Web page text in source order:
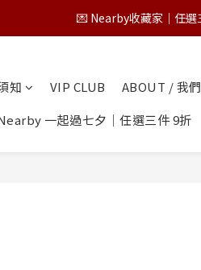
💌 Nearby收藏家｜任選
💌 Nearby收藏家｜任選
為保障您的購物權益，請
💌 Nearby收藏家｜任選
知 VIP CLUB ABOUT / 我們
一起過七夕｜任選三件 9折